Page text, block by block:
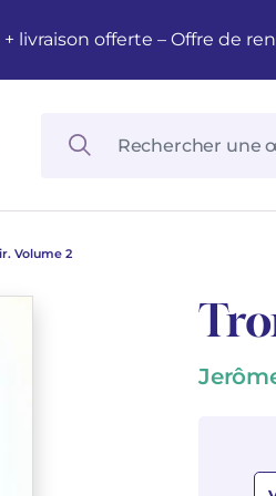
livraison offerte – Offre de
Volume 2